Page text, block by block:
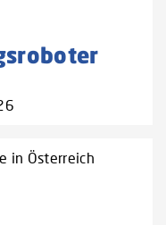
in Österreich